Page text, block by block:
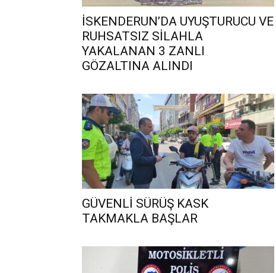
İSKENDERUN’DA UYUŞTURUCU VE
RUHSATSIZ SİLAHLA
YAKALANAN 3 ZANLI
GÖZALTINA ALINDI
GÜVENLİ SÜRÜŞ KASK
TAKMAKLA BAŞLAR